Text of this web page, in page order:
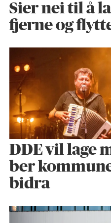
Sier nei til å
fjerne og
DDE vil lage
ber
bidra